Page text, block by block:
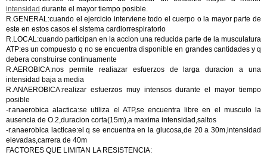
intensidad durante el mayor tiempo posible.
R.GENERAL:cuando el ejercicio interviene todo el cuerpo o la mayor parte de
este en estos casos el sistema cardiorrespiratorio
R.LOCAL:cuando participan en la accion una reducida parte de la musculatura
ATP:es un compuesto q no se encuentra disponible en grandes cantidades y q
debera construirse continuamente
R.AEROBICA:nos permite realiazar esfuerzos de larga duracion a una
intensidad baja a media
R.ANAEROBICA:realizar esfuerzos muy intensos durante el mayor tiempo
posible
-r.anaerobica alactica:se utiliza el ATP,se encuentra libre en el musculo la
ausencia de O.2,duracion corta(15m),a maxima intensidad,saltos
-r.anaerobica lacticae:el q se encuentra en la glucosa,de 20 a 30m,intensidad
elevadas,carrera de 40m
FACTORES QUE LIMITAN LA RESISTENCIA: